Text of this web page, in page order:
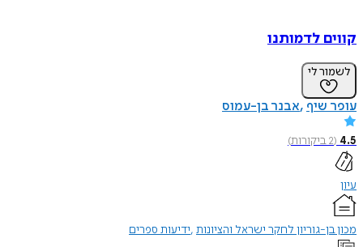
קווים לדמותנו
לשמור לי
עופר שיף אבנר בן-עמוס
4.5
(
2ביקורות)
עיון
מכון בן-גוריון לחקר ישראל והציונות ידיעות ספרים